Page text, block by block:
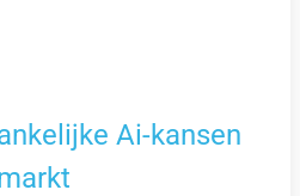
Ai-kansen